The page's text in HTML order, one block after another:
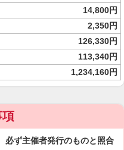
14,800円
2,350円
126,330円
113,340円
1,234,160円
項
必ず主催者発行のものと照合